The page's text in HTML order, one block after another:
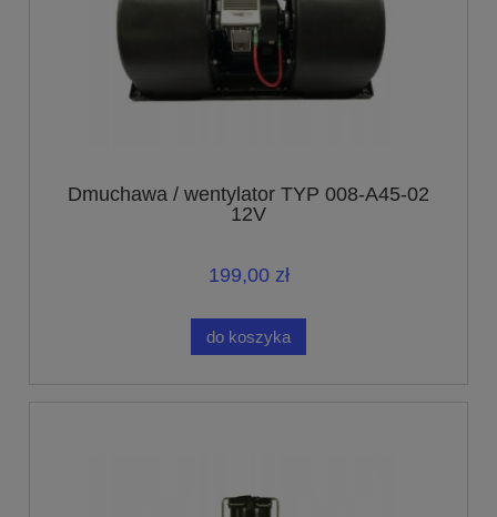
Dmuchawa / wentylator TYP 008-A45-02
12V
199,00 zł
do koszyka